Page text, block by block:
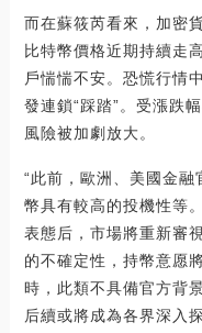
而在蘇筱芮看來，加密
比特幣價格近期持續走
戶惴惴不安。恐慌行情
發連鎖“踩踏”。受漲跌
風險被加劇放大。
“此前，歐洲、美國金
幣具有較高的投機性等
表態后，市場將重新審
的不確定性，持幣意愿
時，此類不具備官方背
后續或將成為各界深入